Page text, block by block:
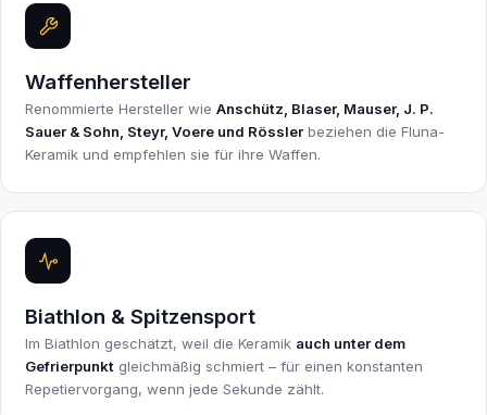
Waffenhersteller
Renommierte Hersteller wieAnschütz, Blaser, Mauser, J. P.
Sauer & Sohn, Steyr, Voere und Rössler beziehen die Fluna-
Keramik und empfehlen sie für ihre Waffen.
Biathlon & Spitzensport
Im Biathlon geschätzt, weil die Keramik auch unter dem
Gefrierpunkt gleichmäßig schmiert – für einen konstanten
Repetiervorgang, wenn jede Sekunde zählt.